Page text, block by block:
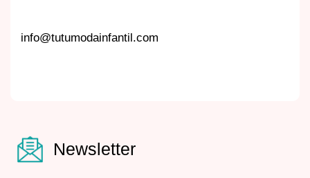
info@tutumodainfantil.com
Newsletter